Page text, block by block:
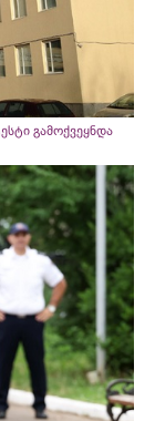
გამოქვეყნდა